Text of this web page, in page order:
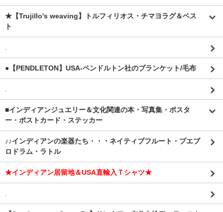
★【Trujillo's weaving】トルフィリオス・チマヨラグ＆ベス
ト
.
●【PENDLETON】USA-ペンドルトン社のブランケット/毛布
.
■インディアンジュエリー＆文化関連の本・写真集・ポスタ
ー・ポストカード・ステッカー
♪♪インディアンの楽器たち・・・ネイティブフルート・プエブ
ロドラム・ラトル
★インディアン居留地＆USA直輸入Ｔシャツ★
.